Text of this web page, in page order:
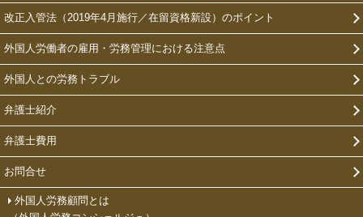
改正入管法（2019年4月施行／在留資格新設）のポイント
外国人労働者の雇用・労務管理における注意点
外国人との労務トラブル
弁護士紹介
弁護士費用
お問合せ
外国人労務顧問とは